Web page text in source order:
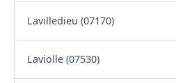
Lavilledieu (07170)
Laviolle (07530)